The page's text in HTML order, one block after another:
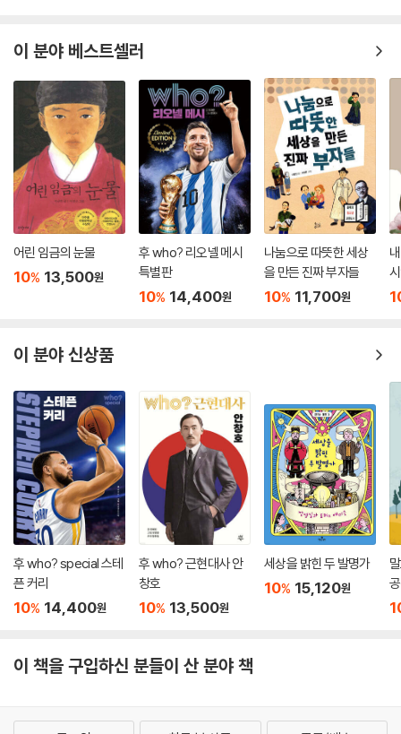
이 분야 베스트셀러
어린 임금의 눈물
10% 13,500원
후 who? 리오넬 메시
특별판
10% 14,400원
나눔으로 따뜻한 세상
을 만든 진짜 부자들
10% 11,700원
이 분야 신상품
후 who? special 스테
픈 커리
10% 14,400원
후 who? 근현대사 안
창호
10% 13,500원
세상을 밝힌 두 발명가
10% 15,120원
이 책을 구입하신 분들이 산 분야 책